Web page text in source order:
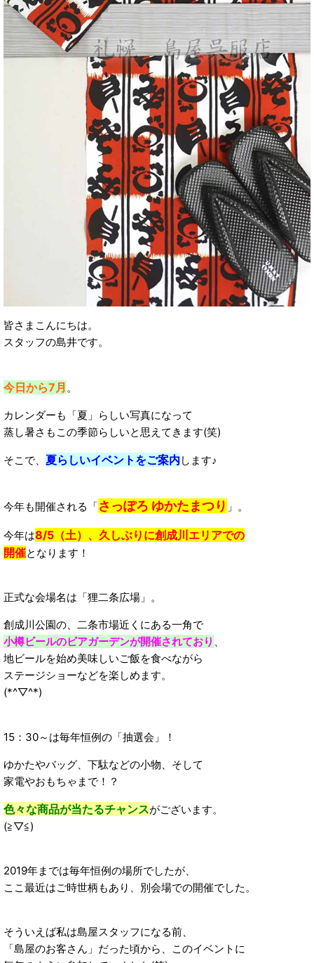
皆さまこんにちは。
スタッフの島井です。
今日から7月 。
カレンダーも「夏」らしい写真になって
蒸し暑さもこの季節らしいと思えてきます(笑)
そこで、 夏らしいイベントをご案内 します♪
今年も開催される「さっぽろ ゆかたまつり 」。
今年は8/5（土）、久しぶりに創成川エリアでの
開催となります！
正式な会場名は「狸二条広場」。
創成川公園の、二条市場近くにある一角で
小樽ビールのビアガーデンが開催されており 、
地ビールを始め美味しいご飯を食べながら
ステージショーなどを楽しめます。
(*^▽^*)
15：30～は毎年恒例の「抽選会」！
ゆかたやバッグ、下駄などの小物、そして
家電やおもちゃまで！？
色々な商品が当たるチャンスがございます。
(≧▽≦)
2019年までは毎年恒例の場所でしたが、
ここ最近はご時世柄もあり、別会場での開催でした。
そういえば私は島屋スタッフになる前、
「島屋のお客さん」だった頃から、このイベントに